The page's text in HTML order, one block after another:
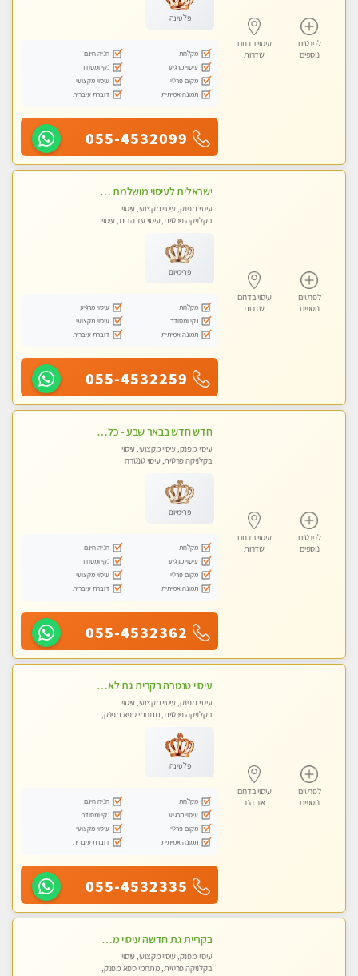
לפרטים
נוספים
עיסוי בדרום
שדרות
פלטינה
מקלחת
חניה חינם
עיסוי מרגיע
נקי ומסודר
מקום פרטי
עיסוי מקצועי
תמונה אמיתית
דוברת עיברית
055-4532099
לפרטים
נוספים
עיסוי בדרום
שדרות
ישראלית לעיסוי מושלמת לעיסוי מושלם ואיכותי במיוחד !
עיסוי מפנק, עיסוי מקצועי, עיסוי
בקלניקה פרטית, עיסוי עד הבית, עיסוי
פרימיום
מקלחת
עיסוי מרגיע
נקי ומסודר
עיסוי מקצועי
תמונה אמיתית
דוברת עיברית
055-4532259
לפרטים
נוספים
עיסוי בדרום
שדרות
חדש חדש בבאר שבע - כל סוגי העיסויים מעסה מקצועית ואיכותית פרטי!!!
עיסוי מפנק, עיסוי מקצועי, עיסוי
בקלניקה פרטית, עיסוי טנטרה
פרימיום
מקלחת
חניה חינם
עיסוי מרגיע
נקי ומסודר
מקום פרטי
עיסוי מקצועי
תמונה אמיתית
דוברת עיברית
055-4532362
לפרטים
נוספים
עיסוי בדרום
אור הנר
עיסוי טנטרה בקרית גת לא מה שחשבת הרבה יותר ממה שדמיינת פרטי!!! Highly recommended
עיסוי מפנק, עיסוי מקצועי, עיסוי
בקלניקה פרטית, מתחמי ספא מפנק,
פלטינה
מקלחת
חניה חינם
עיסוי מרגיע
נקי ומסודר
מקום פרטי
עיסוי מקצועי
תמונה אמיתית
דוברת עיברית
055-4532335
בקריית גת חדשה עיסוי מדהים מרגיע ומפנק
עיסוי מפנק, עיסוי מקצועי, עיסוי
בקלניקה פרטית, מתחמי ספא מפנק,